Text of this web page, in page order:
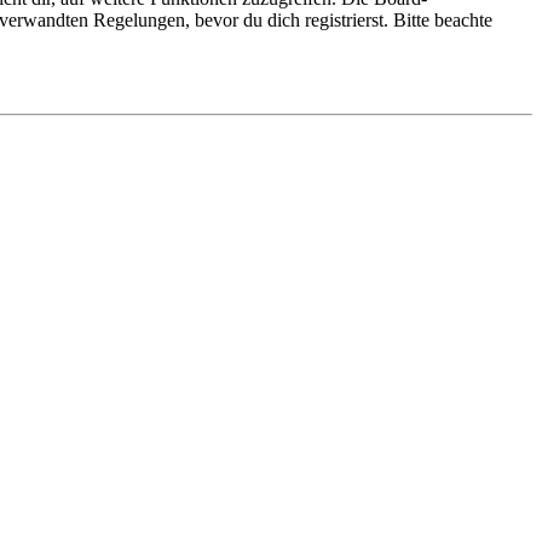
Regelungen, bevor du dich registrierst. Bitte beachte